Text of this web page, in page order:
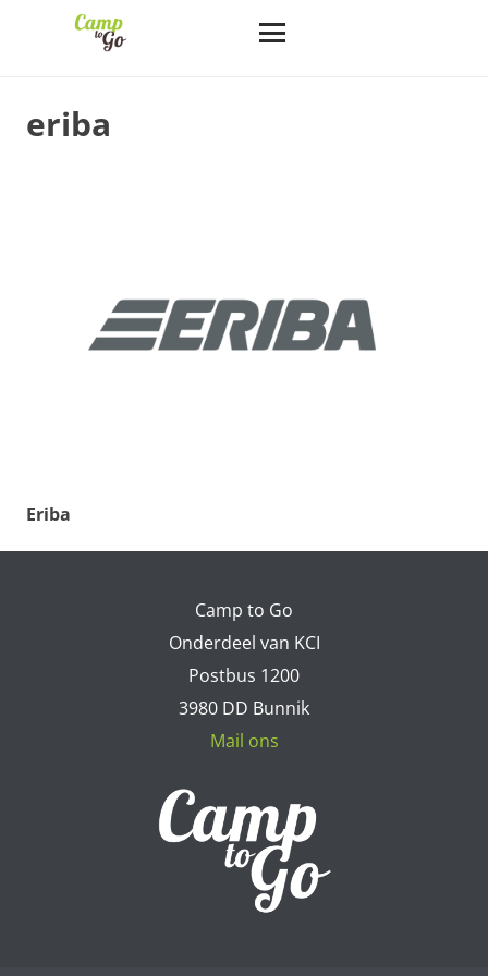
eriba
Eriba
Camp to Go
Onderdeel van KCI
Postbus 1200
3980 DD Bunnik
Mail ons